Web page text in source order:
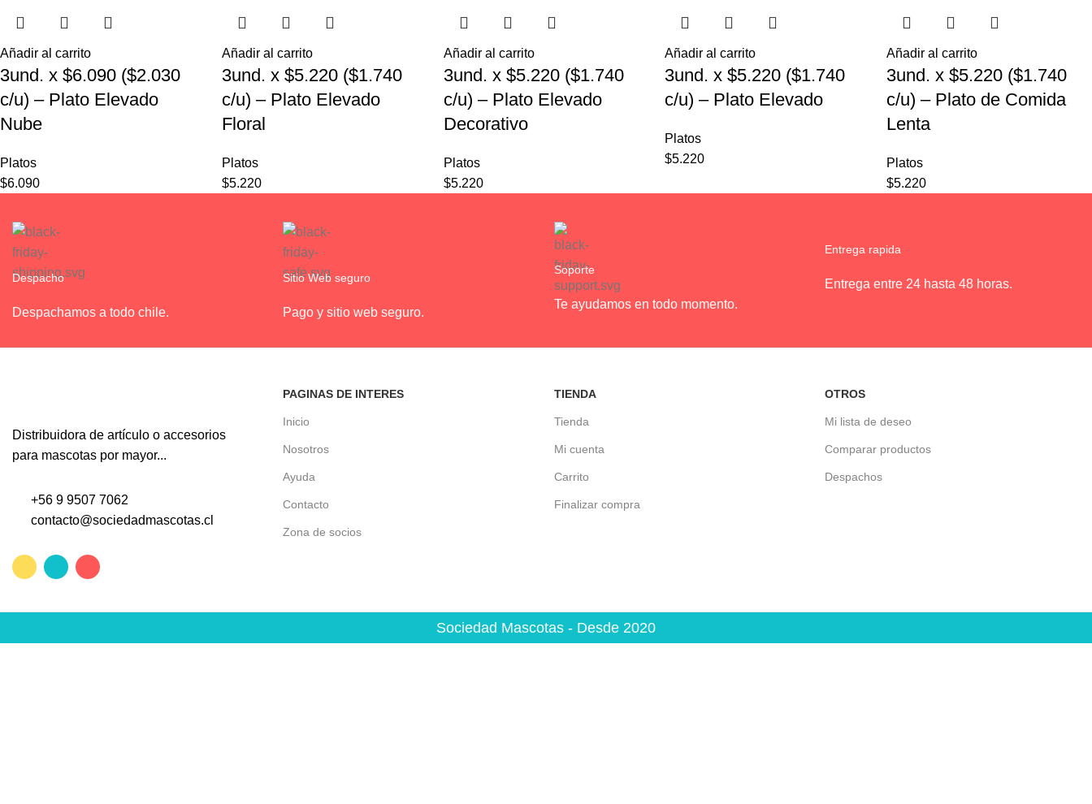
Añadir al carrito
3und. x $6.090 ($2.030
c/u) – Plato Elevado
Nube
Platos
$6.090
Añadir al carrito
3und. x $5.220 ($1.740
c/u) – Plato Elevado
Floral
Platos
$5.220
Añadir al carrito
3und. x $5.220 ($1.740
c/u) – Plato Elevado
Decorativo
Platos
$5.220
Añadir al carrito
3und. x $5.220 ($1.740
c/u) – Plato Elevado
Platos
$5.220
Añadir al carrito
3und. x $5.220 ($1.740
c/u) – Plato de Comida
Lenta
Platos
$5.220
Despacho
Despachamos a todo chile.
Sitio Web seguro
Pago y sitio web seguro.
Soporte
Te ayudamos en todo momento.
Entrega rapida
Entrega entre 24 hasta 48 horas.
Distribuidora de artículo o accesorios
para mascotas por mayor...
+56 9 9507 7062
contacto@sociedadmascotas.cl
PAGINAS DE INTERES
Inicio
Nosotros
Ayuda
Contacto
Zona de socios
TIENDA
Tienda
Mi cuenta
Carrito
Finalizar compra
OTROS
Mi lista de deseo
Comparar productos
Despachos
Sociedad Mascotas - Desde 2020